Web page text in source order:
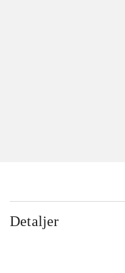
Detaljer